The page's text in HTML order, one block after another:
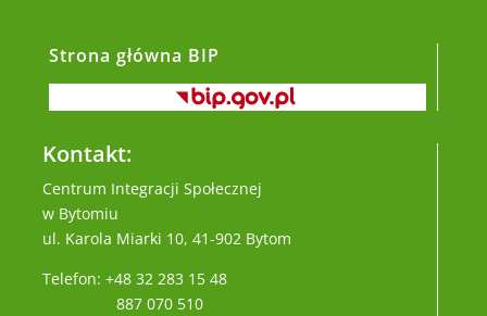
Strona główna BIP
Kontakt:
Centrum Integracji Społecznej
w Bytomiu
ul. Karola Miarki 10, 41-902 Bytom
Telefon: +48 32 283 15 48
887 070 510